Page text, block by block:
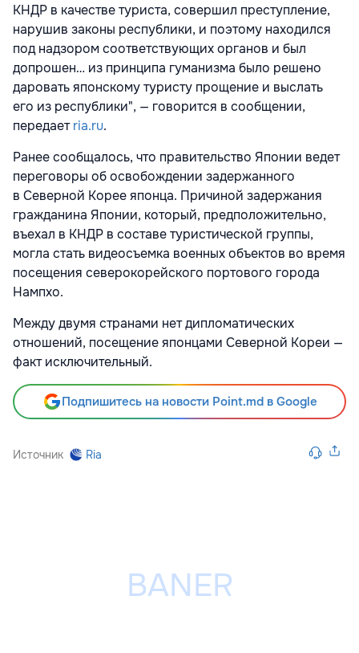
КНДР в качестве туриста, совершил преступление,
нарушив законы республики, и поэтому находился
под надзором соответствующих органов и был
допрошен… из принципа гуманизма было решено
даровать японскому туристу прощение и выслать
его из республики", — говорится в сообщении,
передаетria.ru.
Ранее сообщалось, что правительство Японии ведет
переговоры об освобождении задержанного
в Северной Корее японца. Причиной задержания
гражданина Японии, который, предположительно,
въехал в КНДР в составе туристической группы,
могла стать видеосъемка военных объектов во время
посещения северокорейского портового города
Нампхо.
Между двумя странами нет дипломатических
отношений, посещение японцами Северной Кореи —
факт исключительный.
Подпишитесь на новости Point.md в Google
Источник Ria